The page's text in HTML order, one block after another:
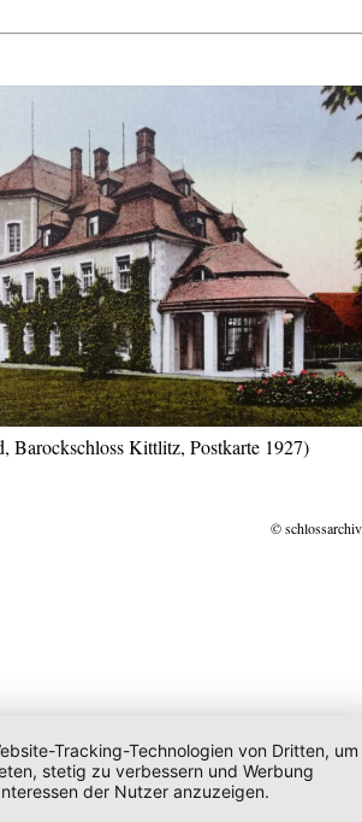
Barockschloss Kittlitz, Postkarte 1927)
©
Tracking-Technologien von Dritten, um
stetig zu verbessern und Werbung
der Nutzer anzuzeigen.